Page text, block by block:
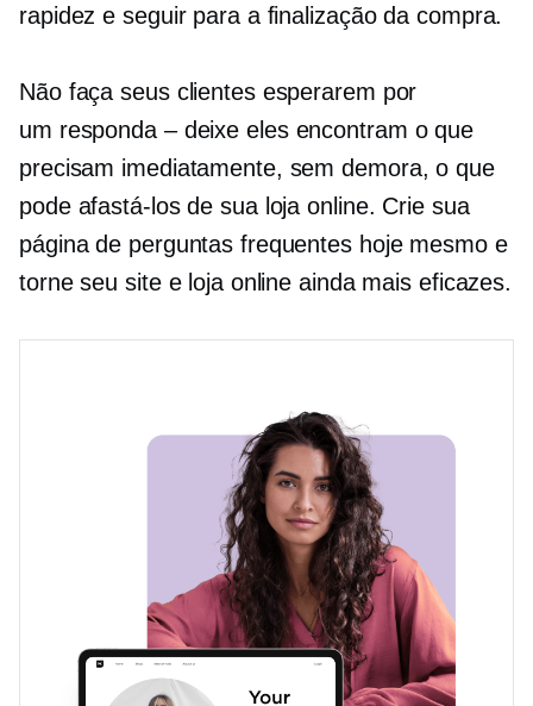
rapidez e seguir para a finalização da compra.
Não faça seus clientes esperarem por
um responda – deixe eles encontram o que
precisam imediatamente, sem demora, o que
pode afastá-los de sua loja online. Crie sua
página de perguntas frequentes hoje mesmo e
torne seu site e loja online ainda mais eficazes.